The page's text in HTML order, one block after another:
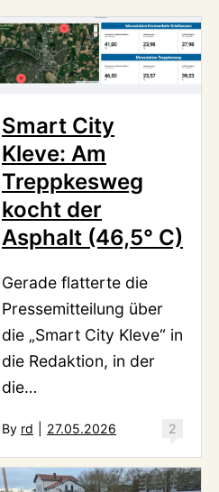
Smart City
Kleve: Am
Treppkesweg
kocht der
Asphalt (46,5° C)
Gerade flatterte die
Pressemitteilung über
die „Smart City Kleve“ in
die Redaktion, in der
die…
2
By rd 27.05.2026